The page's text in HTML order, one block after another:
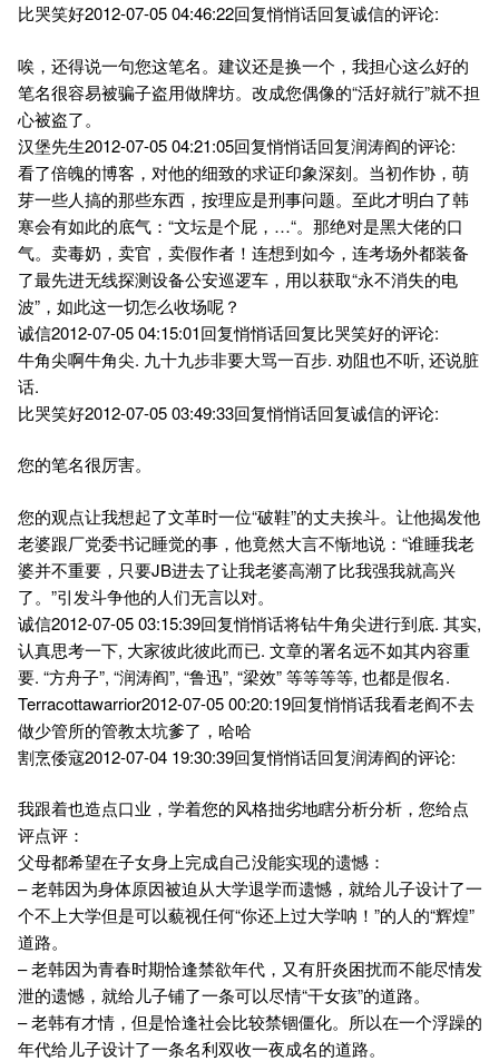
比哭笑好2012-07-05 04:46:22回复悄悄话回复诚信的评论:
唉，还得说一句您这笔名。建议还是换一个，我担心这么好的
笔名很容易被骗子盗用做牌坊。改成您偶像的“活好就行”就不担
心被盗了。
汉堡先生2012-07-05 04:21:05回复悄悄话回复润涛阎的评论:
看了倍魄的博客，对他的细致的求证印象深刻。当初作协，萌
芽一些人搞的那些东西，按理应是刑事问题。至此才明白了韩
寒会有如此的底气：“文坛是个屁，…“。那绝对是黑大佬的口
气。卖毒奶，卖官，卖假作者！连想到如今，连考场外都装备
了最先进无线探测设备公安巡逻车，用以获取“永不消失的电
波”，如此这一切怎么收场呢？
诚信2012-07-05 04:15:01回复悄悄话回复比哭笑好的评论:
牛角尖啊牛角尖. 九十九步非要大骂一百步. 劝阻也不听, 还说脏
话.
比哭笑好2012-07-05 03:49:33回复悄悄话回复诚信的评论:
您的笔名很厉害。
您的观点让我想起了文革时一位“破鞋”的丈夫挨斗。让他揭发他
老婆跟厂党委书记睡觉的事，他竟然大言不惭地说：“谁睡我老
婆并不重要，只要JB进去了让我老婆高潮了比我强我就高兴
了。”引发斗争他的人们无言以对。
诚信2012-07-05 03:15:39回复悄悄话将钻牛角尖进行到底. 其实,
认真思考一下, 大家彼此彼此而已. 文章的署名远不如其内容重
要. “方舟子”, “润涛阎”, “鲁迅”, “梁效” 等等等等, 也都是假名.
Terracottawarrior2012-07-05 00:20:19回复悄悄话我看老阎不去
做少管所的管教太坑爹了，哈哈
割烹倭寇2012-07-04 19:30:39回复悄悄话回复润涛阎的评论:
我跟着也造点口业，学着您的风格拙劣地瞎分析分析，您给点
评点评：
父母都希望在子女身上完成自己没能实现的遗憾：
– 老韩因为身体原因被迫从大学退学而遗憾，就给儿子设计了一
个不上大学但是可以藐视任何“你还上过大学呐！”的人的“辉煌”
道路。
– 老韩因为青春时期恰逢禁欲年代，又有肝炎困扰而不能尽情发
泄的遗憾，就给儿子铺了一条可以尽情“干女孩”的道路。
– 老韩有才情，但是恰逢社会比较禁锢僵化。所以在一个浮躁的
年代给儿子设计了一条名利双收一夜成名的道路。